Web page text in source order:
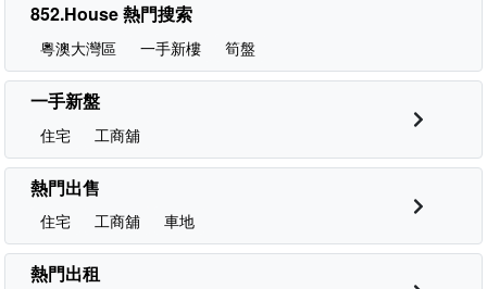
852.House 熱門搜索
粵澳大灣區 一手新樓 筍盤
一手新盤
住宅 工商舖
熱門出售
住宅 工商舖 車地
熱門出租